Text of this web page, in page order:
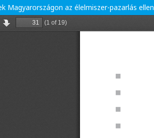
Magyarországon az élelmiszer-pazarlás ellen